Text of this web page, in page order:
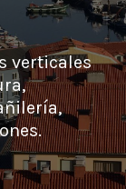
verticales